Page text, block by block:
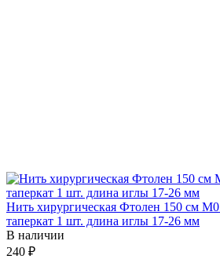
Нить хирургическая Фтолен 150 см
таперкат 1 шт. длина иглы 17-26 мм
В наличии
240 ₽